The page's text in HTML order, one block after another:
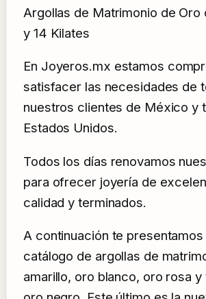
Argollas de Matrimonio de Oro
y 14 Kilates
En Joyeros.mx estamos
satisfacer las necesidades de
nuestros clientes de México y
Estados Unidos.
Todos los días renovamos
para ofrecer joyería de
calidad y terminados.
A continuación te presentamos
catálogo de argollas de
amarillo, oro blanco, oro rosa y